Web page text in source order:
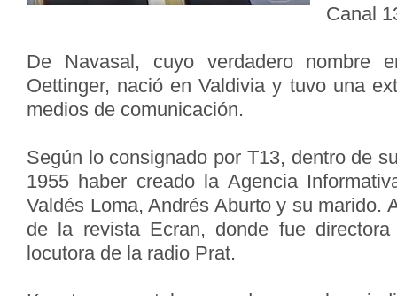
Canal
De Navasal, cuyo verdadero nombre
Oettinger, nació en Valdivia y tuvo una
medios de comunicación.
Según lo consignado por T13, dentro de
1955 haber creado la Agencia
Valdés Loma, Andrés Aburto y su marido.
de la revista Ecran, donde fue
locutora de la radio Prat.